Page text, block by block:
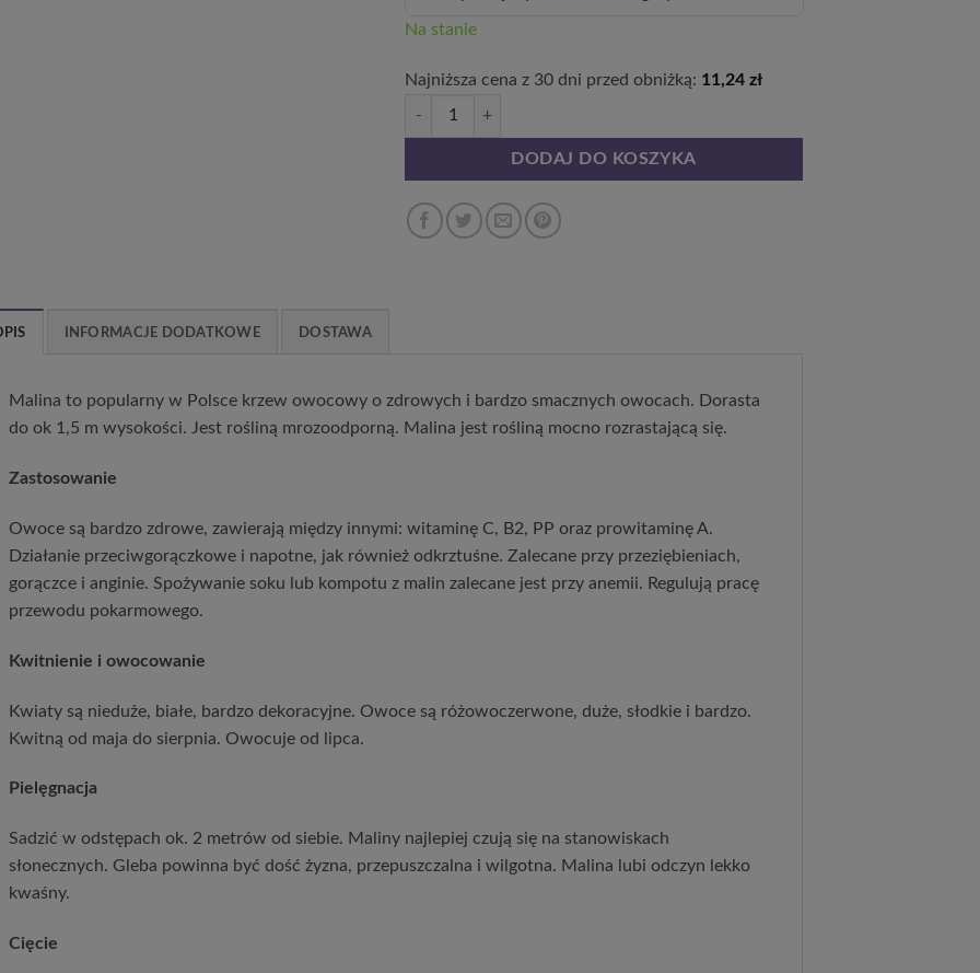
Na stanie
Najniższa cena z 30 dni przed obniżką: 11,24zł
ilość Malina czerwona 'Zewa' P9/C1
DODAJ DO KOSZYKA
INFORMACJE DODATKOWE DOSTAWA
Malina to popularny w Polsce krzew owocowy o zdrowych i bardzo smacznych owocach. Dorasta
do ok 1,5 m wysokości. Jest rośliną mrozoodporną. Malina jest rośliną mocno rozrastającą się.
Zastosowanie
Owoce są bardzo zdrowe, zawierają między innymi: witaminę C, B2, PP oraz prowitaminę A.
Działanie przeciwgorączkowe i napotne, jak również odkrztuśne. Zalecane przy przeziębieniach,
gorączce i anginie. Spożywanie soku lub kompotu z malin zalecane jest przy anemii. Regulują pracę
przewodu pokarmowego.
Kwitnienie i owocowanie
Kwiaty są nieduże, białe, bardzo dekoracyjne. Owoce są różowoczerwone, duże, słodkie i bardzo.
Kwitną od maja do sierpnia. Owocuje od lipca.
Pielęgnacja
Sadzić w odstępach ok. 2 metrów od siebie. Maliny najlepiej czują się na stanowiskach
słonecznych. Gleba powinna być dość żyzna, przepuszczalna i wilgotna. Malina lubi odczyn lekko
kwaśny.
Cięcie